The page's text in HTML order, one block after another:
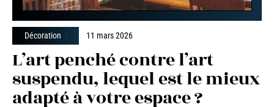
Décoration 11 mars 2026
L’art penché contre l’art
suspendu, lequel est le mieux
adapté à votre espace ?